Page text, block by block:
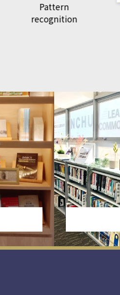
National
Geographic